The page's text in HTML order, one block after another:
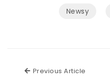
Newsy
Previous Article